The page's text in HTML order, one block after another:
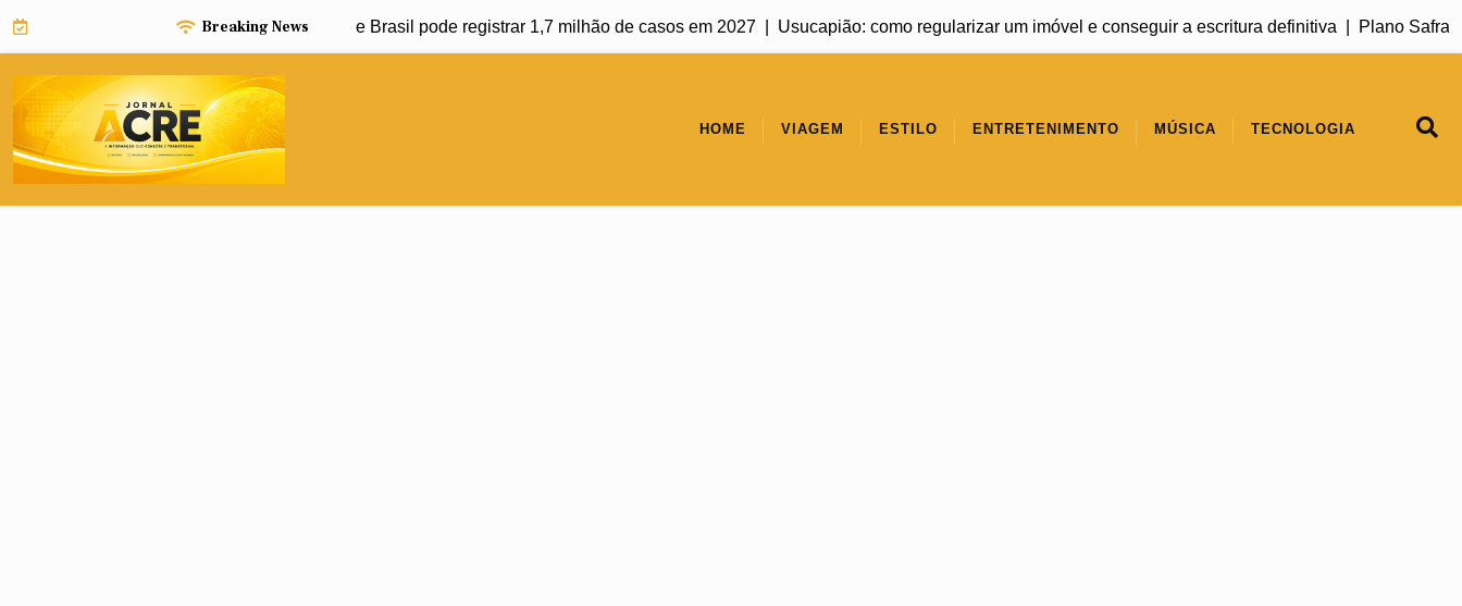
Breaking News
pode impulsionar avanço da dengue e Brasil pode registrar 1,7 milhão de casos em 2027 |Usucapião: como regularizar um imóvel e conseguir a escritura definitiva |Plano Safra
HOME VIAGEM ESTILO ENTRETENIMENTO MÚSICA TECNOLOGIA